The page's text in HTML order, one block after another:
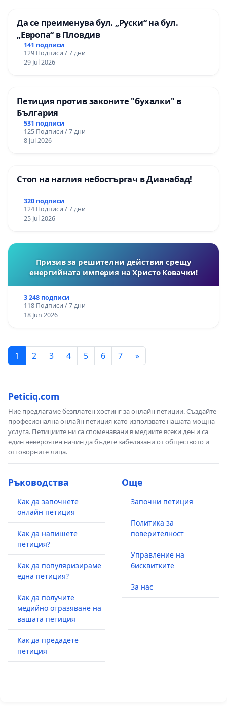
Да се преименува бул. „Руски“ на бул.
„Европа“ в Пловдив
141 подписи
129 Подписи / 7 дни
29 Jul 2026
Петиция против законите "бухалки" в
България
531 подписи
125 Подписи / 7 дни
8 Jul 2026
Стоп на наглия небостъргач в Дианабад!
320 подписи
124 Подписи / 7 дни
25 Jul 2026
Призив за решителни действия срещу
енергийната империя на Христо Ковачки!
3 248 подписи
118 Подписи / 7 дни
18 Jun 2026
1 2 3 4 5 6 7 »
Peticiq.com
Ние предлагаме безплатен хостинг за онлайн петиции. Създайте
професионална онлайн петиция като използвате нашата мощна
услуга. Петициите ни са споменавани в медиите всеки ден и са
един невероятен начин да бъдете забелязани от обществото и
отговорните лица.
Ръководства
Как да започнете
онлайн петиция
Как да напишете
петиция?
Как да популяризираме
една петиция?
Как да получите
медийно отразяване на
вашата петиция
Как да предадете
петиция
Още
Започни петиция
Политика за
поверителност
Управление на
бисквитките
За нас